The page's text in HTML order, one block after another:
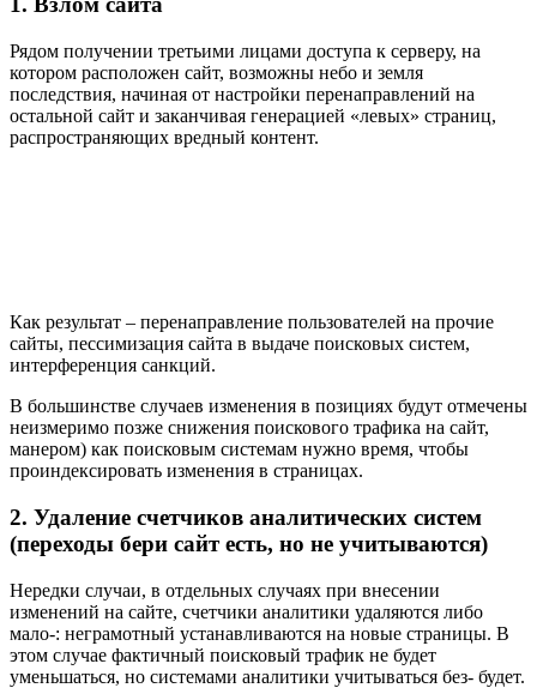
Рядом получении третьими лицами доступа к серверу, на
котором расположен сайт, возможны небо и земля
последствия, начиная от настройки перенаправлений на
остальной сайт и заканчивая генерацией «левых» страниц,
распространяющих вредный контент.
Как результат – перенаправление пользователей на прочие
сайты, пессимизация сайта в выдаче поисковых систем,
интерференция санкций.
В большинстве случаев изменения в позициях будут отмечены
неизмеримо позже снижения поискового трафика на сайт,
манером) как поисковым системам нужно время, чтобы
проиндексировать изменения в страницах.
2. Удаление счетчиков аналитических систем
(переходы бери сайт есть, но не учитываются)
Нередки случаи, в отдельных случаях при внесении
изменений на сайте, счетчики аналитики удаляются либо
мало-: неграмотный устанавливаются на новые страницы. В
этом случае фактичный поисковый трафик не будет
уменьшаться, но системами аналитики учитываться без- будет.